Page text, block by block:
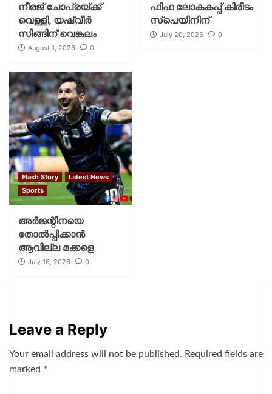
നീരജ് ചോപ്രയ്ക്ക്
വെള്ളി, യഷ്‌വീര്‍
സിങ്ങിന് വെങ്കലം
August 1, 2026 0
ഫിഫ ലോകകപ്പ് കിരീടം
സ്പെയിനിന്
July 20, 2026 0
Flash Story
Latest News
Sports
അര്‍ജന്റീനയെ
തോല്‍പ്പിക്കാന്‍
ആവില്ല മക്കളെ
July 16, 2026 0
Leave a Reply
Your email address will not be published. Required fields are
marked *